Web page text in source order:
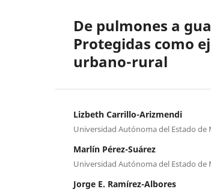
De pulmones a
Protegidas como
urbano-rural
Lizbeth Carrillo-Arizmendi
Universidad Autónoma del Estado de
Marlín Pérez-Suárez
Universidad Autónoma del Estado de
Jorge E. Ramírez-Albores